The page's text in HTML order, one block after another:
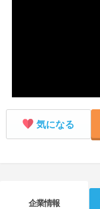
気になる
企業情報